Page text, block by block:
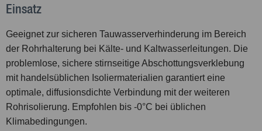
Einsatz
Geeignet zur sicheren Tauwasserverhinderung im Bereich
der Rohrhalterung bei Kälte- und Kaltwasserleitungen. Die
problemlose, sichere stirnseitige Abschottungsverklebung
mit handelsüblichen Isoliermaterialien garantiert eine
optimale, diffusionsdichte Verbindung mit der weiteren
Rohrisolierung. Empfohlen bis -0°C bei üblichen
Klimabedingungen.